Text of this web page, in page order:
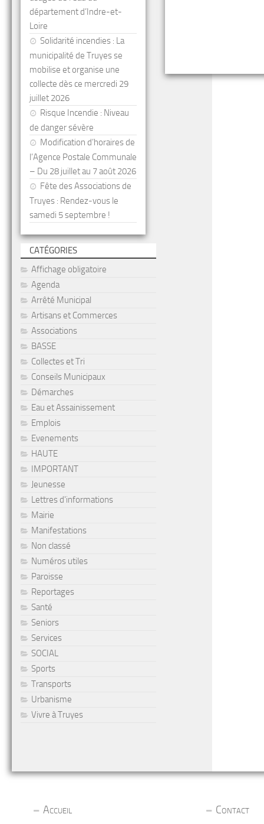
département d’Indre-et-
Loire
Solidarité incendies : La
municipalité de Truyes se
mobilise et organise une
collecte dès ce mercredi 29
juillet 2026
Risque Incendie : Niveau
de danger sévère
Modification d’horaires de
l’Agence Postale Communale
– Du 28 juillet au 7 août 2026
Fête des Associations de
Truyes : Rendez-vous le
samedi 5 septembre !
CATÉGORIES
Affichage obligatoire
Agenda
Arrêté Municipal
Artisans et Commerces
Associations
BASSE
Collectes et Tri
Conseils Municipaux
Démarches
Eau et Assainissement
Emplois
Evenements
HAUTE
IMPORTANT
Jeunesse
Lettres d'informations
Mairie
Manifestations
Non classé
Numéros utiles
Paroisse
Reportages
Santé
Seniors
Services
SOCIAL
Sports
Transports
Urbanisme
Vivre à Truyes
Accueil
Contact